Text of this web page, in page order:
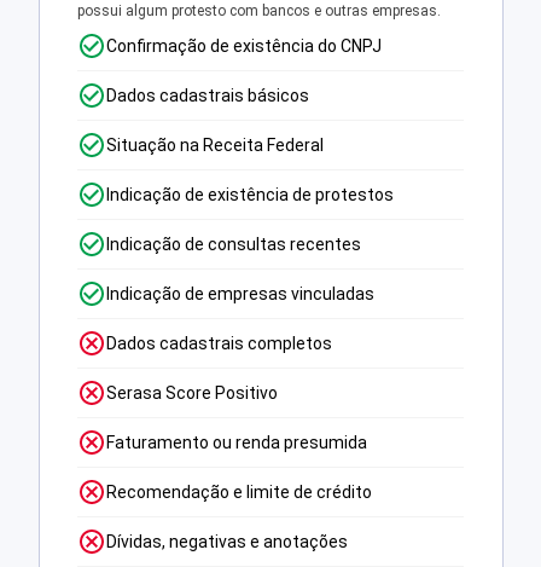
possui algum protesto com bancos e outras empresas.
Confirmação de existência do CNPJ
Dados cadastrais básicos
Situação na Receita Federal
Indicação de existência de protestos
Indicação de consultas recentes
Indicação de empresas vinculadas
Dados cadastrais completos
Serasa Score Positivo
Faturamento ou renda presumida
Recomendação e limite de crédito
Dívidas, negativas e anotações